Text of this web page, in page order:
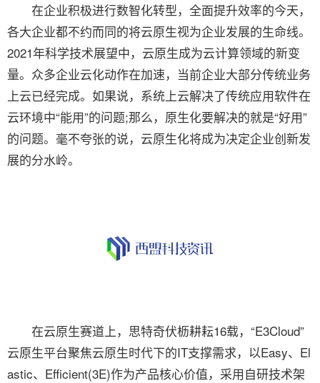
在企业积极进行数智化转型，全面提升效率的今天，
各大企业都不约而同的将云原生视为企业发展的生命线。
2021年科学技术展望中，云原生成为云计算领域的新变
量。众多企业云化动作在加速，当前企业大部分传统业务
上云已经完成。如果说，系统上云解决了传统应用软件在
云环境中“能用”的问题;那么，原生化要解决的就是“好用”
的问题。毫不夸张的说，云原生化将成为决定企业创新发
展的分水岭。
在云原生赛道上，思特奇伏枥耕耘16载，“E3Cloud”
云原生平台聚焦云原生时代下的IT支撑需求，以Easy、El
astic、Efficient(3E)作为产品核心价值，采用自研技术架